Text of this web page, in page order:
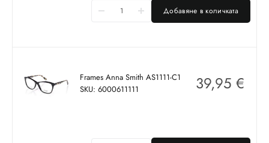
Добавяне в количката
Frames Anna Smith AS1111-C1
SKU: 6000611111
39,95 €